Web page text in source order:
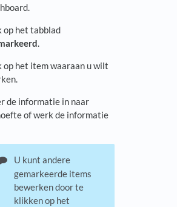
op het tabblad
.
op het item waaraan u wilt
de informatie in naar
of werk de informatie
U kunt andere
gemarkeerde items
bewerken door te
klikken op het